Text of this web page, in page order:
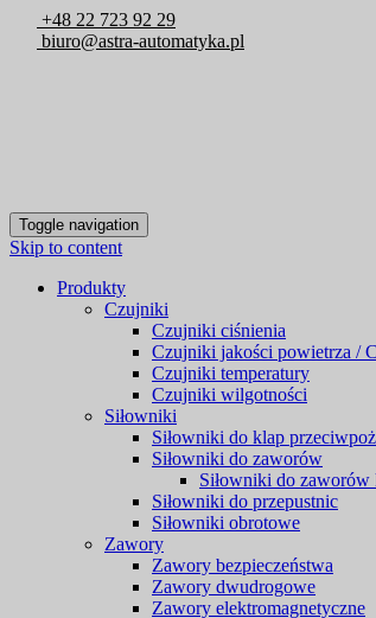
+48 22 723 92 29
biuro@astra-automatyka.pl
Toggle navigation
Skip to content
Produkty
Czujniki
Czujniki ciśnienia
Czujniki jakości powietrza /
Czujniki temperatury
Czujniki wilgotności
Siłowniki
Siłowniki do klap
Siłowniki do zaworów
Siłowniki do
Siłowniki do przepustnic
Siłowniki obrotowe
Zawory
Zawory bezpieczeństwa
Zawory dwudrogowe
Zawory elektromagnetyczne